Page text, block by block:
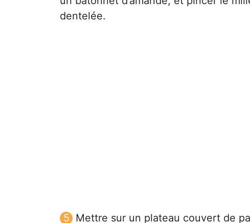
dentelée.
Mettre sur un plateau couvert de